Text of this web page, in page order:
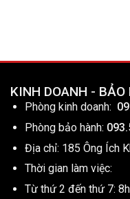
KINH DOANH - BẢO
Phòng kinh doanh:
Phòng bảo hành:
Địa chỉ: 185 Ông Ích
Thời gian làm việc:
Từ thứ 2 đến thứ 7: